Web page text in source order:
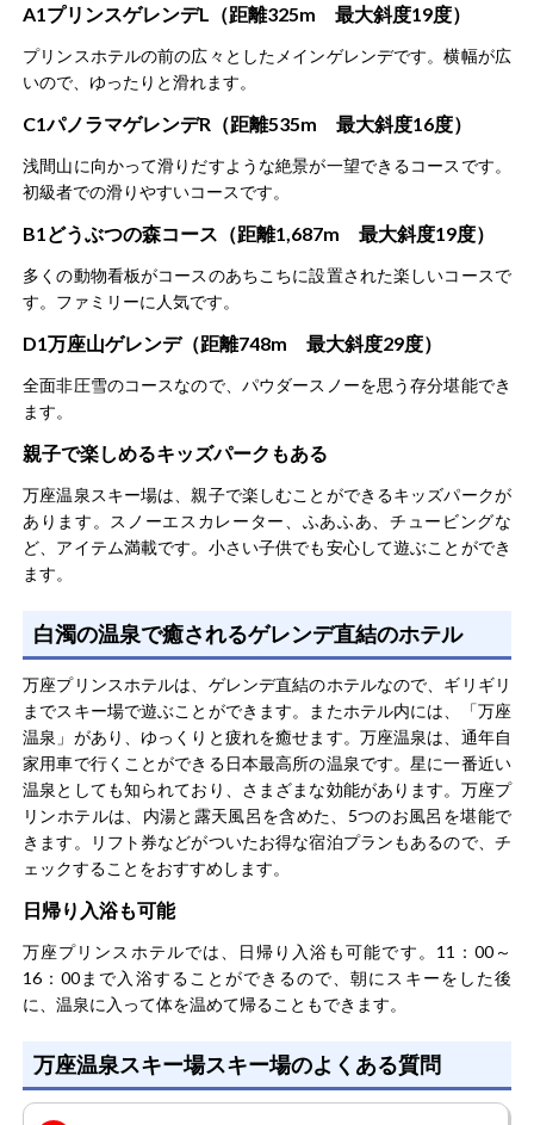
A1プリンスゲレンデL（距離325m 最大斜度19度）
プリンスホテルの前の広々としたメインゲレンデです。横幅が広
いので、ゆったりと滑れます。
C1パノラマゲレンデR（距離535m 最大斜度16度）
浅間山に向かって滑りだすような絶景が一望できるコースです。
初級者での滑りやすいコースです。
B1どうぶつの森コース（距離1,687m 最大斜度19度）
多くの動物看板がコースのあちこちに設置された楽しいコースで
す。ファミリーに人気です。
D1万座山ゲレンデ（距離748m 最大斜度29度）
全面非圧雪のコースなので、パウダースノーを思う存分堪能でき
ます。
親子で楽しめるキッズパークもある
万座温泉スキー場は、親子で楽しむことができるキッズパークが
あります。スノーエスカレーター、ふあふあ、チュービングな
ど、アイテム満載です。小さい子供でも安心して遊ぶことができ
ます。
白濁の温泉で癒されるゲレンデ直結のホテル
万座プリンスホテルは、ゲレンデ直結のホテルなので、ギリギリ
までスキー場で遊ぶことができます。またホテル内には、「万座
温泉」があり、ゆっくりと疲れを癒せます。万座温泉は、通年自
家用車で行くことができる日本最高所の温泉です。星に一番近い
温泉としても知られており、さまざまな効能があります。万座プ
リンホテルは、内湯と露天風呂を含めた、5つのお風呂を堪能で
きます。リフト券などがついたお得な宿泊プランもあるので、チ
ェックすることをおすすめします。
日帰り入浴も可能
万座プリンスホテルでは、日帰り入浴も可能です。11：00～
16：00まで入浴することができるので、朝にスキーをした後
に、温泉に入って体を温めて帰ることもできます。
万座温泉スキー場スキー場のよくある質問